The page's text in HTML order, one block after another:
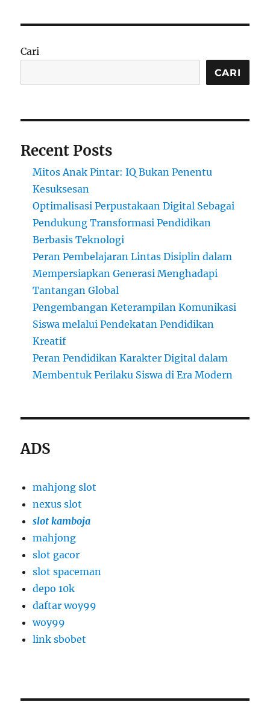
Cari
CARI
Recent Posts
Mitos Anak Pintar: IQ Bukan Penentu
Kesuksesan
Optimalisasi Perpustakaan Digital Sebagai
Pendukung Transformasi Pendidikan
Berbasis Teknologi
Peran Pembelajaran Lintas Disiplin dalam
Mempersiapkan Generasi Menghadapi
Tantangan Global
Pengembangan Keterampilan Komunikasi
Siswa melalui Pendekatan Pendidikan
Kreatif
Peran Pendidikan Karakter Digital dalam
Membentuk Perilaku Siswa di Era Modern
ADS
mahjong slot
nexus slot
slot kamboja
mahjong
slot gacor
slot spaceman
depo 10k
daftar woy99
woy99
link sbobet